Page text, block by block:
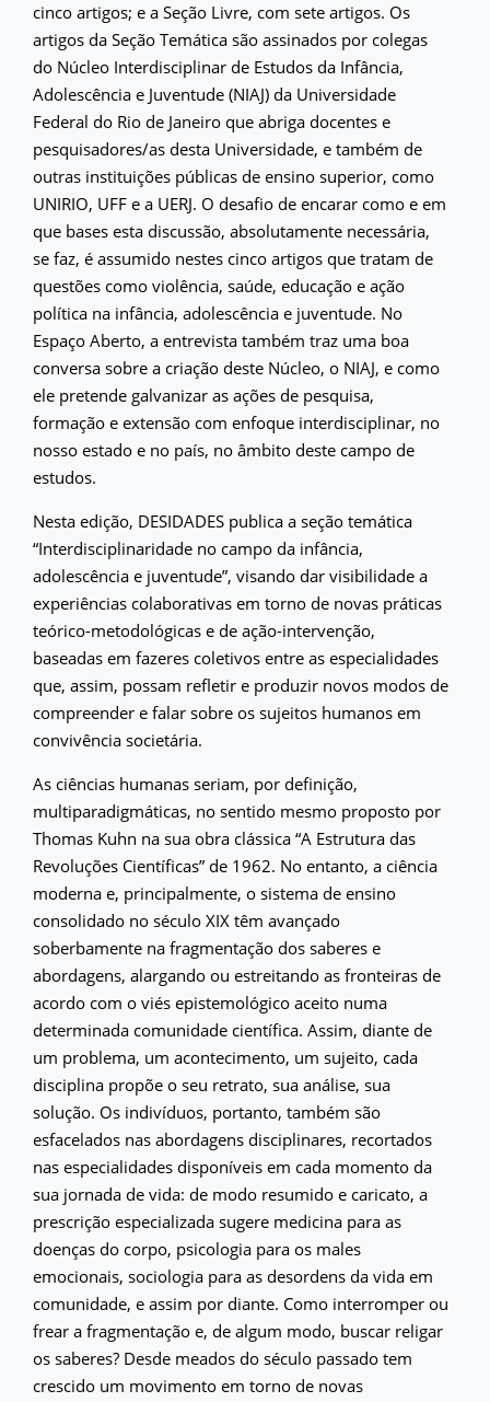
cinco artigos; e a Seção Livre, com sete artigos. Os
artigos da Seção Temática são assinados por colegas
do Núcleo Interdisciplinar de Estudos da Infância,
Adolescência e Juventude (NIAJ) da Universidade
Federal do Rio de Janeiro que abriga docentes e
pesquisadores/as desta Universidade, e também de
outras instituições públicas de ensino superior, como
UNIRIO, UFF e a UERJ. O desafio de encarar como e em
que bases esta discussão, absolutamente necessária,
se faz, é assumido nestes cinco artigos que tratam de
questões como violência, saúde, educação e ação
política na infância, adolescência e juventude. No
Espaço Aberto, a entrevista também traz uma boa
conversa sobre a criação deste Núcleo, o NIAJ, e como
ele pretende galvanizar as ações de pesquisa,
formação e extensão com enfoque interdisciplinar, no
nosso estado e no país, no âmbito deste campo de
estudos.
Nesta edição, DESIDADES publica a seção temática
“Interdisciplinaridade no campo da infância,
adolescência e juventude”, visando dar visibilidade a
experiências colaborativas em torno de novas práticas
teórico-metodológicas e de ação-intervenção,
baseadas em fazeres coletivos entre as especialidades
que, assim, possam refletir e produzir novos modos de
compreender e falar sobre os sujeitos humanos em
convivência societária.
As ciências humanas seriam, por definição,
multiparadigmáticas, no sentido mesmo proposto por
Thomas Kuhn na sua obra clássica “A Estrutura das
Revoluções Científicas” de 1962. No entanto, a ciência
moderna e, principalmente, o sistema de ensino
consolidado no século XIX têm avançado
soberbamente na fragmentação dos saberes e
abordagens, alargando ou estreitando as fronteiras de
acordo com o viés epistemológico aceito numa
determinada comunidade científica. Assim, diante de
um problema, um acontecimento, um sujeito, cada
disciplina propõe o seu retrato, sua análise, sua
solução. Os indivíduos, portanto, também são
esfacelados nas abordagens disciplinares, recortados
nas especialidades disponíveis em cada momento da
sua jornada de vida: de modo resumido e caricato, a
prescrição especializada sugere medicina para as
doenças do corpo, psicologia para os males
emocionais, sociologia para as desordens da vida em
comunidade, e assim por diante. Como interromper ou
frear a fragmentação e, de algum modo, buscar religar
os saberes? Desde meados do século passado tem
crescido um movimento em torno de novas